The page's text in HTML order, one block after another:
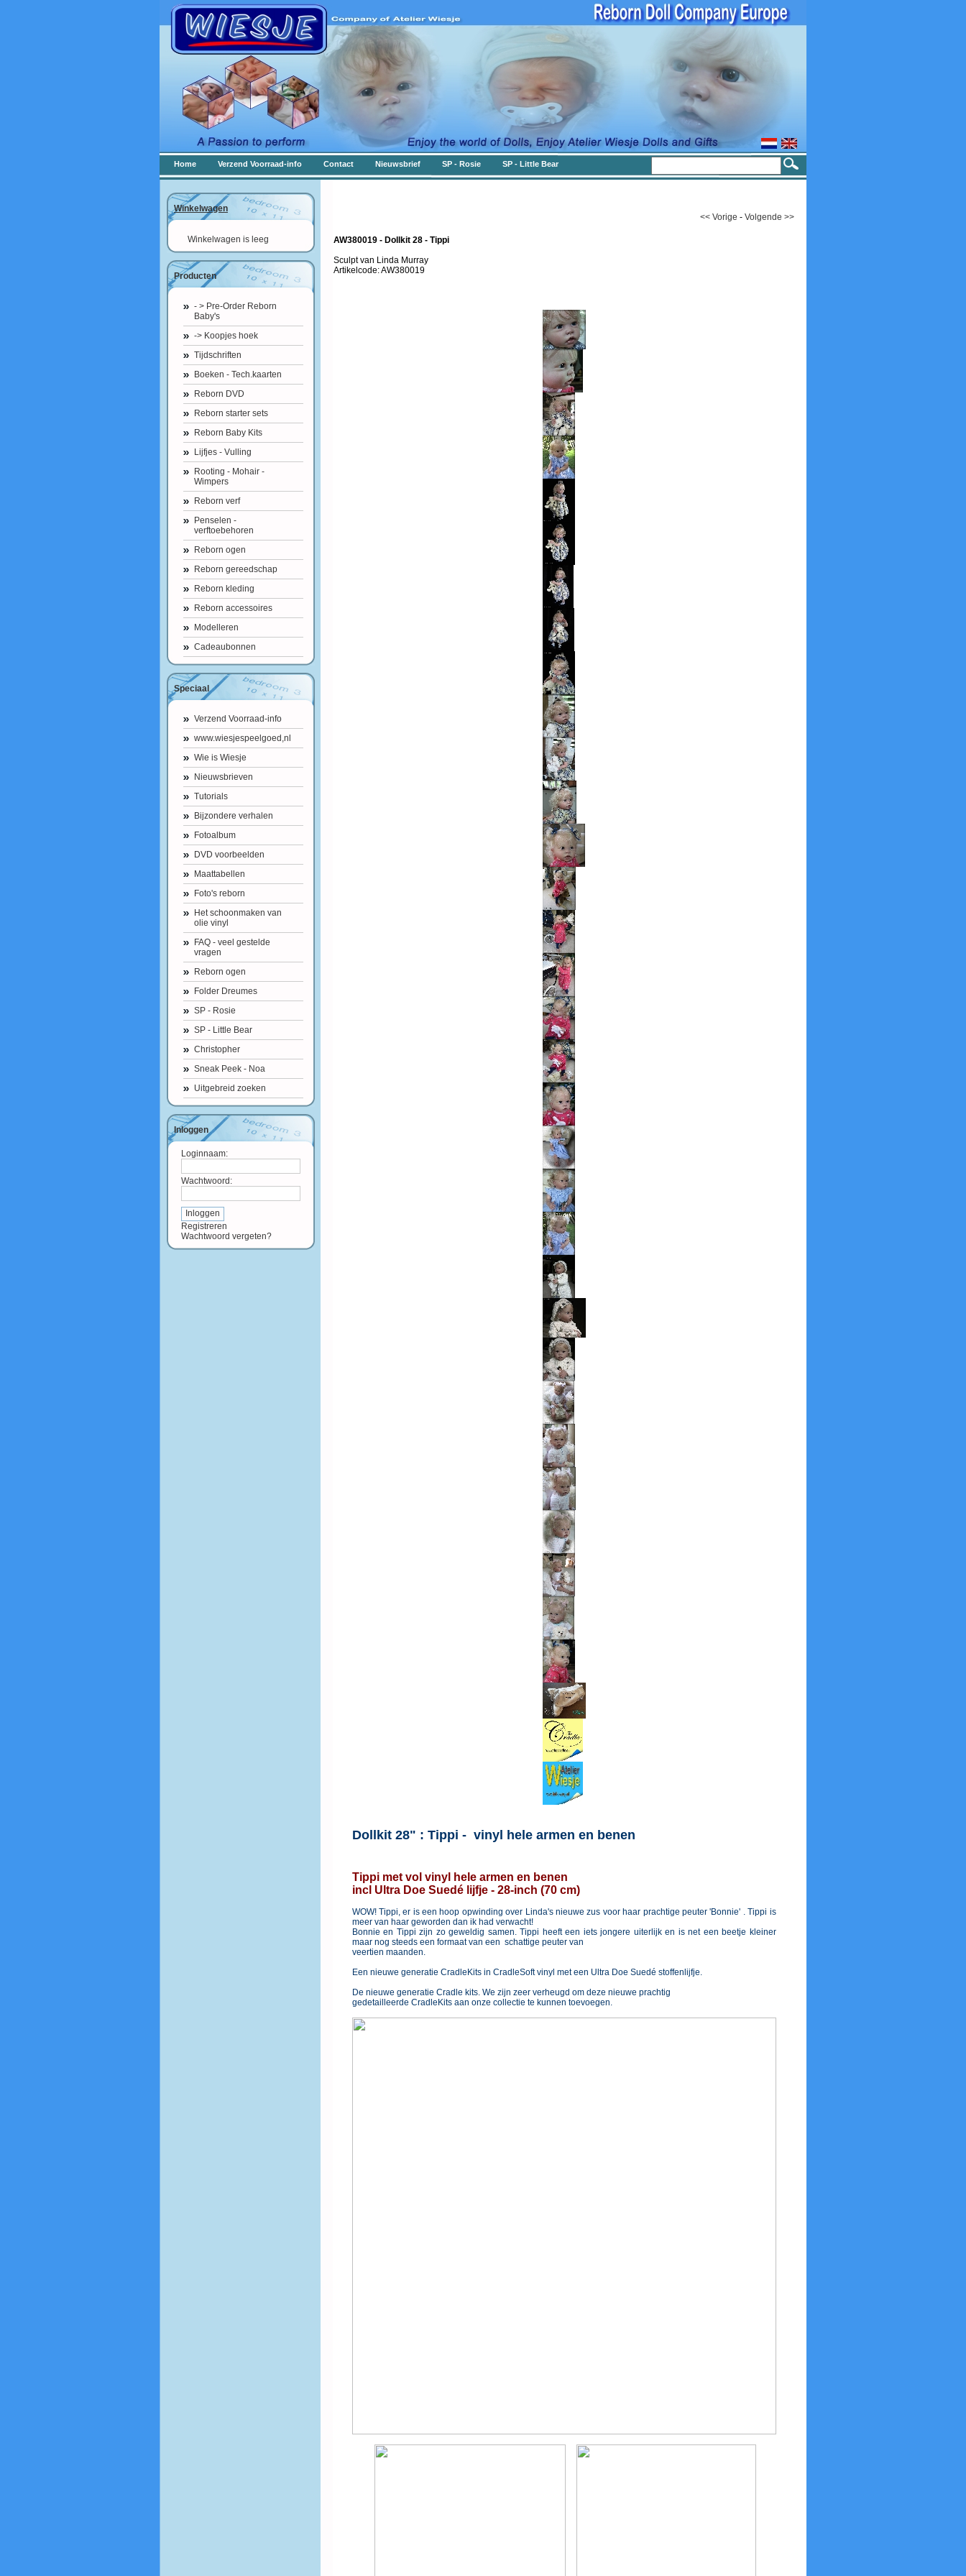
Home Verzend Voorraad-info Contact Nieuwsbrief SP - Rosie SP - Little Bear
Winkelwagen
Winkelwagen is leeg
Producten
- > Pre-Order Reborn
Baby's
-> Koopjes hoek
Tijdschriften
Boeken - Tech.kaarten
Reborn DVD
Reborn starter sets
Reborn Baby Kits
Lijfjes - Vulling
Rooting - Mohair -
Wimpers
Reborn verf
Penselen -
verftoebehoren
Reborn ogen
Reborn gereedschap
Reborn kleding
Reborn accessoires
Modelleren
Cadeaubonnen
Speciaal
Verzend Voorraad-info
www.wiesjespeelgoed,nl
Wie is Wiesje
Nieuwsbrieven
Tutorials
Bijzondere verhalen
Fotoalbum
DVD voorbeelden
Maattabellen
Foto's reborn
Het schoonmaken van
olie vinyl
FAQ - veel gestelde
vragen
Reborn ogen
Folder Dreumes
SP - Rosie
SP - Little Bear
Christopher
Sneak Peek - Noa
Uitgebreid zoeken
Inloggen
Loginnaam:
Wachtwoord:
Registreren
Wachtwoord vergeten?
<< Vorige - Volgende >>
AW380019 - Dollkit 28 - Tippi
Sculpt van Linda Murray
Artikelcode: AW380019
Dollkit 28" : Tippi - vinyl hele armen en benen
Tippi met vol vinyl hele armen en benen
incl Ultra Doe Suedé lijfje - 28-inch (70 cm)
WOW! Tippi, er is een hoop opwinding over Linda's nieuwe zus voor haar prachtige peuter 'Bonnie' . Tippi is
meer van haar geworden dan ik had verwacht!
Bonnie en Tippi zijn zo geweldig samen. Tippi heeft een iets jongere uiterlijk en is net een beetje kleiner
maar nog steeds een formaat van een schattige peuter van
veertien maanden.
Een nieuwe generatie CradleKits in CradleSoft vinyl met een Ultra Doe Suedé stoffenlijfje.
De nieuwe generatie Cradle kits. We zijn zeer verheugd om deze nieuwe prachtig
gedetailleerde CradleKits aan onze collectie te kunnen toevoegen.